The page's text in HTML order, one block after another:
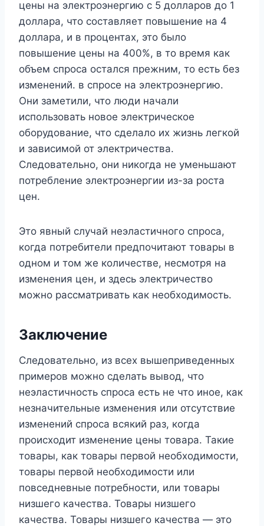
цены на электроэнергию с 5 долларов до 1
доллара, что составляет повышение на 4
доллара, и в процентах, это было
повышение цены на 400%, в то время как
объем спроса остался прежним, то есть без
изменений. в спросе на электроэнергию.
Они заметили, что люди начали
использовать новое электрическое
оборудование, что сделало их жизнь легкой
и зависимой от электричества.
Следовательно, они никогда не уменьшают
потребление электроэнергии из-за роста
цен.
Это явный случай неэластичного спроса,
когда потребители предпочитают товары в
одном и том же количестве, несмотря на
изменения цен, и здесь электричество
можно рассматривать как необходимость.
Заключение
Следовательно, из всех вышеприведенных
примеров можно сделать вывод, что
неэластичность спроса есть не что иное, как
незначительные изменения или отсутствие
изменений спроса всякий раз, когда
происходит изменение цены товара. Такие
товары, как товары первой необходимости,
товары первой необходимости или
повседневные потребности, или товары
низшего качества. Товары низшего
качества. Товары низшего качества — это